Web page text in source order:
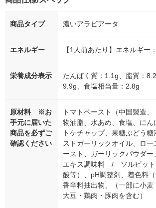
商品タイプ 濃いアラビアータ
エネルギー 【1人前あたり】エネルギー
栄養成分表示
たんぱく質：1.1g、脂質：
9.9g、食塩相当量：2.8g
原材料 ※お
手元に届いた
商品を必ずご
確認ください
トマトペースト（中国製造
物油脂、水あめ、食塩、にん
トケチャップ、果糖ぶどう
ストガーリックオイル、ロ
ースト、ガーリックパウダー
エキス調味料 / ソルビット
酸等）、pH調整剤、着色料（
香辛料抽出物、（一部に小麦
大豆・鶏肉・豚肉を含む）